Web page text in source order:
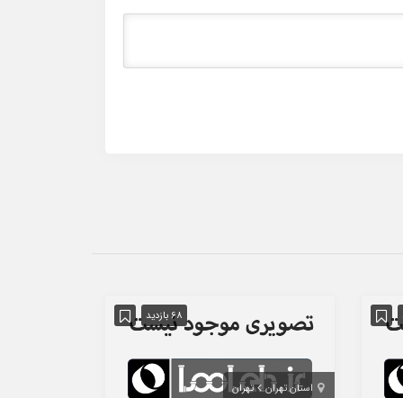
68 بازدید
استان تهران تهران